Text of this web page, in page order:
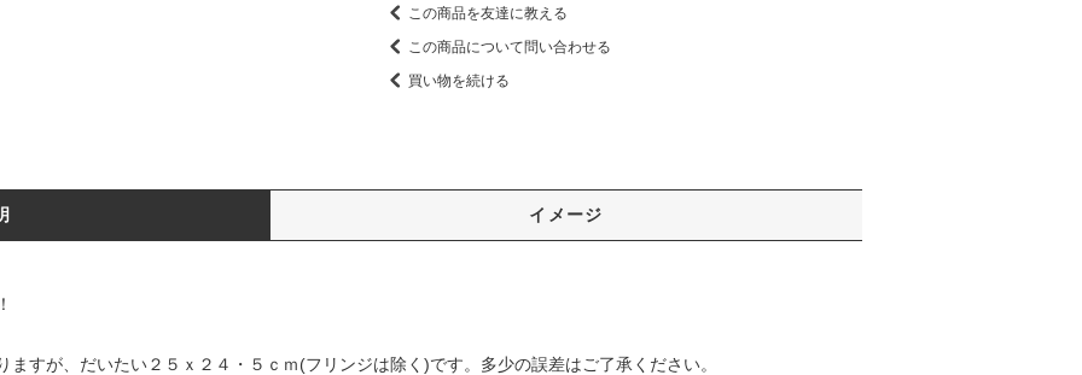
この商品を友達に教える
この商品について問い合わせる
買い物を続ける
イメージ
すが、だいたい２５ｘ２４・５ｃｍ(フリンジは除く)です。多少の誤差はご了承ください。